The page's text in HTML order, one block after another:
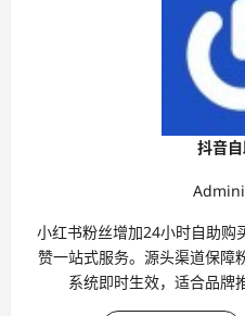
抖音
小红书粉丝增加24小时自助购
赞一站式服务。源头渠道保障
系统即时生效，适合品牌